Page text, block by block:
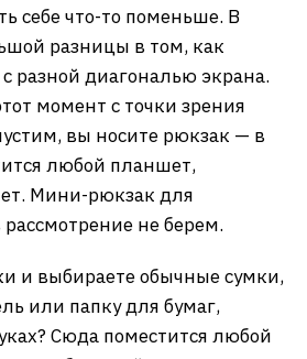
себе что-то поменьше. В
разницы в том, как
разной диагональю экрана.
момент с точки зрения
вы носите рюкзак — в
любой планшет,
Мини-рюкзак для
не берем.
и выбираете обычные сумки,
или папку для бумаг,
Сюда поместится любой